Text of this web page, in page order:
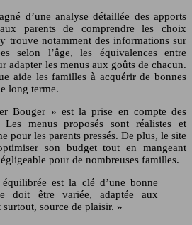
d’une analyse détaillée des apports
parents de comprendre les choix
trouve notamment des informations sur
selon l’âge, les équivalences entre
adapter les menus aux goûts de chacun.
aide les familles à acquérir de bonnes
long terme.
Bouger » est la prise en compte des
menus proposés sont réalistes et
pour les parents pressés. De plus, le site
son budget tout en mangeant
pour de nombreuses familles.
est la clé d’une bonne
doit être variée, adaptée aux
surtout, source de plaisir. »